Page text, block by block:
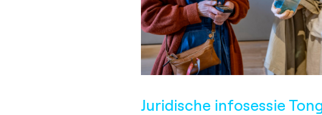
Juridische infosessie